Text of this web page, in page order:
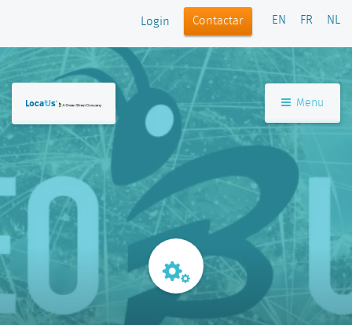
Login Contactar EN FR NL
Menu